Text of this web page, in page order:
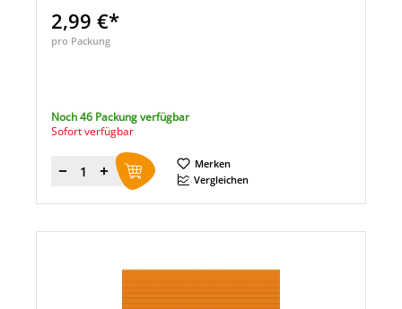
2,99 €*
pro Packung
Noch 46 Packung verfügbar
Sofort verfügbar
Menge
Merken
Vergleichen